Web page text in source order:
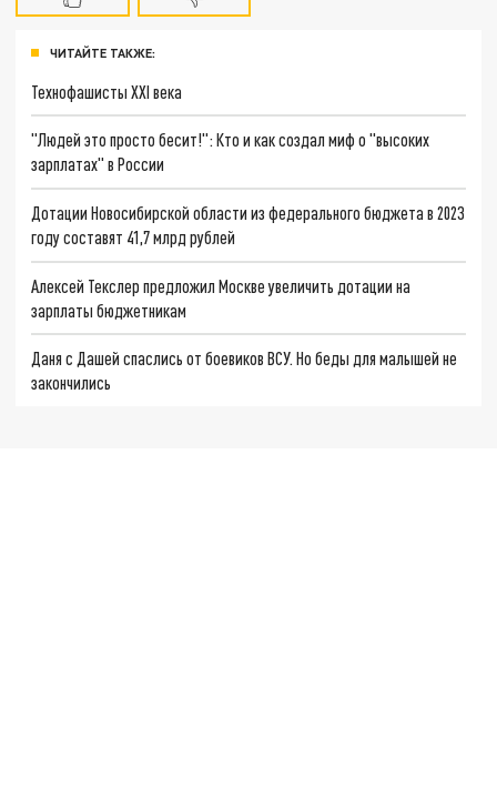
ЧИТАЙТЕ ТАКЖЕ:
Технофашисты XXI века
"Людей это просто бесит!": Кто и как создал миф о "высоких
зарплатах" в России
Дотации Новосибирской области из федерального бюджета в 2023
году составят 41,7 млрд рублей
Алексей Текслер предложил Москве увеличить дотации на
зарплаты бюджетникам
Даня с Дашей спаслись от боевиков ВСУ. Но беды для малышей не
закончились